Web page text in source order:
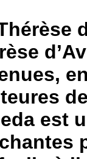
est